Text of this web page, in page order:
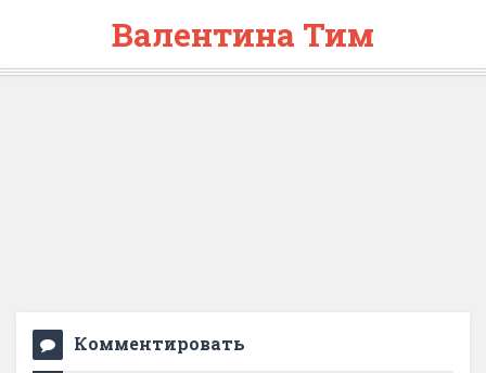
Валентина Тим
Комментировать